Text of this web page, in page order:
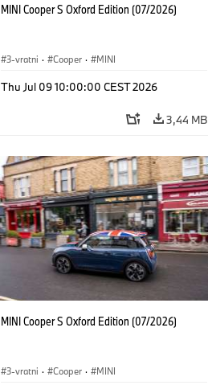
MINI Cooper S Oxford Edition (07/2026)
3-vratni · Cooper · MINI
Thu Jul 09 10:00:00 CEST 2026
3,44 MB
MINI Cooper S Oxford Edition (07/2026)
3-vratni · Cooper · MINI